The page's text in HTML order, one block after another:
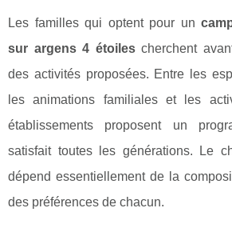
Les familles qui optent pour un
sur argens 4 étoilescherchent
des activités proposées. Entre les
les animations familiales et les
établissements proposent un
satisfait toutes les générations. Le
dépend essentiellement de la
des préférences de chacun.